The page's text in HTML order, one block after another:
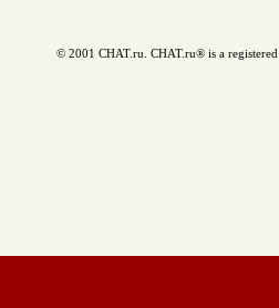
© 2001 CHAT.ru. CHAT.ru® is a